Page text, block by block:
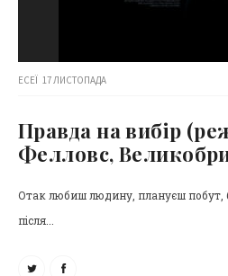
ЕСЕЇ 17 ЛИСТОПАДА
Правда на вибір
Фелловс,
Отак любиш людину, плануєш побут,
після...